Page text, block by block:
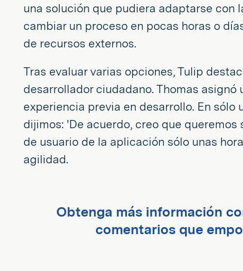
una solución que pudiera adaptarse con
cambiar un proceso en pocas horas o
de recursos externos.
Tras evaluar varias opciones, Tulip
desarrollador ciudadano. Thomas
experiencia previa en desarrollo. En sólo
dijimos: 'De acuerdo, creo que
de usuario de la aplicación sólo unas
agilidad.
Obtenga más información
comentarios que